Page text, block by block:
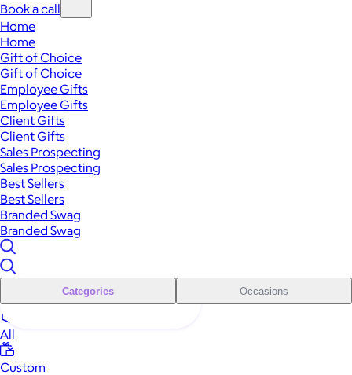
Book a call
Home
Home
Gift of Choice
Gift of Choice
Employee Gifts
Employee Gifts
Client Gifts
Client Gifts
Sales Prospecting
Sales Prospecting
Best Sellers
Best Sellers
Branded Swag
Branded Swag
Categories Occasions
All
Custom